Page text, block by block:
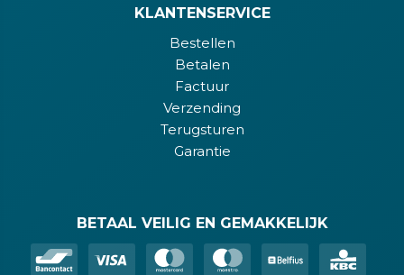
KLANTENSERVICE
Bestellen
Betalen
Factuur
Verzending
Terugsturen
Garantie
BETAAL VEILIG EN GEMAKKELIJK